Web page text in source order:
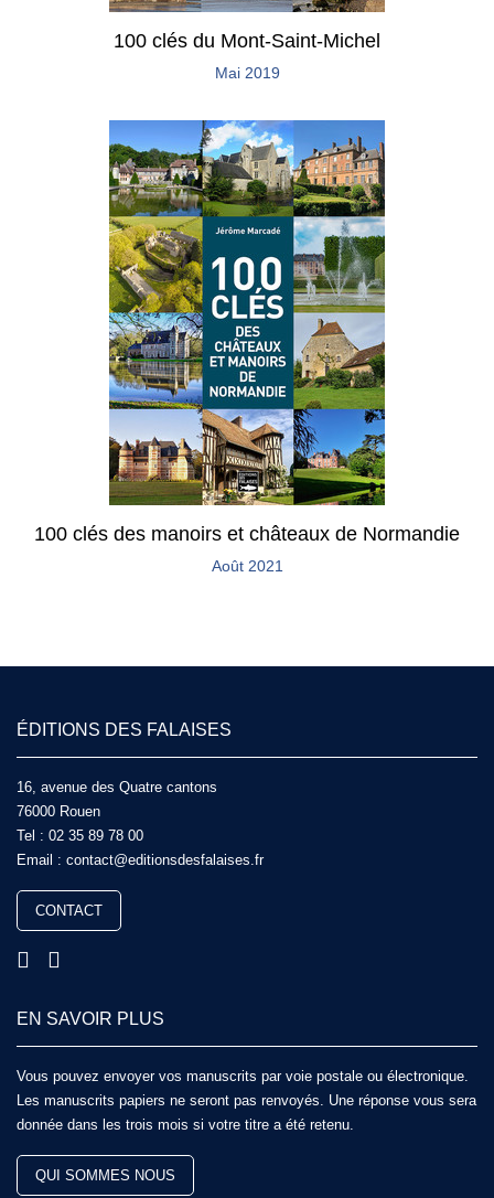
100 clés du Mont-Saint-Michel
Mai 2019
100 clés des manoirs et châteaux de Normandie
Août 2021
ÉDITIONS DES FALAISES
16, avenue des Quatre cantons
76000 Rouen
Tel : 02 35 89 78 00
Email : contact@editionsdesfalaises.fr
CONTACT
EN SAVOIR PLUS
Vous pouvez envoyer vos manuscrits par voie postale ou électronique.
Les manuscrits papiers ne seront pas renvoyés. Une réponse vous sera
donnée dans les trois mois si votre titre a été retenu.
QUI SOMMES NOUS